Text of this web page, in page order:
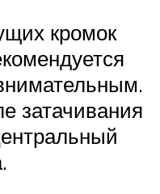
кромок
затачивания